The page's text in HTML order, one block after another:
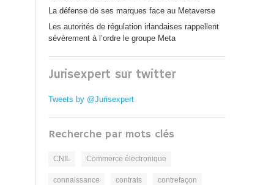
La défense de ses marques face au Metaverse
Les autorités de régulation irlandaises rappellent
sévèrement à l’ordre le groupe Meta
Jurisexpert sur twitter
Tweets by @Jurisexpert
Recherche par mots clés
CNIL Commerce électronique
connaissance contrats contrefaçon